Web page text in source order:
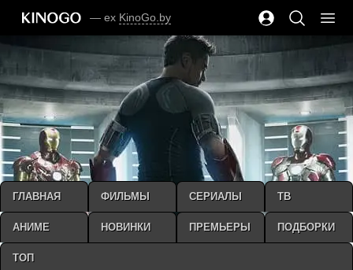
— ex KinoGo.by
ГЛАВНАЯ ФИЛЬМЫ СЕРИАЛЫ ТВ
АНИМЕ НОВИНКИ ПРЕМЬЕРЫ ПОДБОРКИ
ТОП